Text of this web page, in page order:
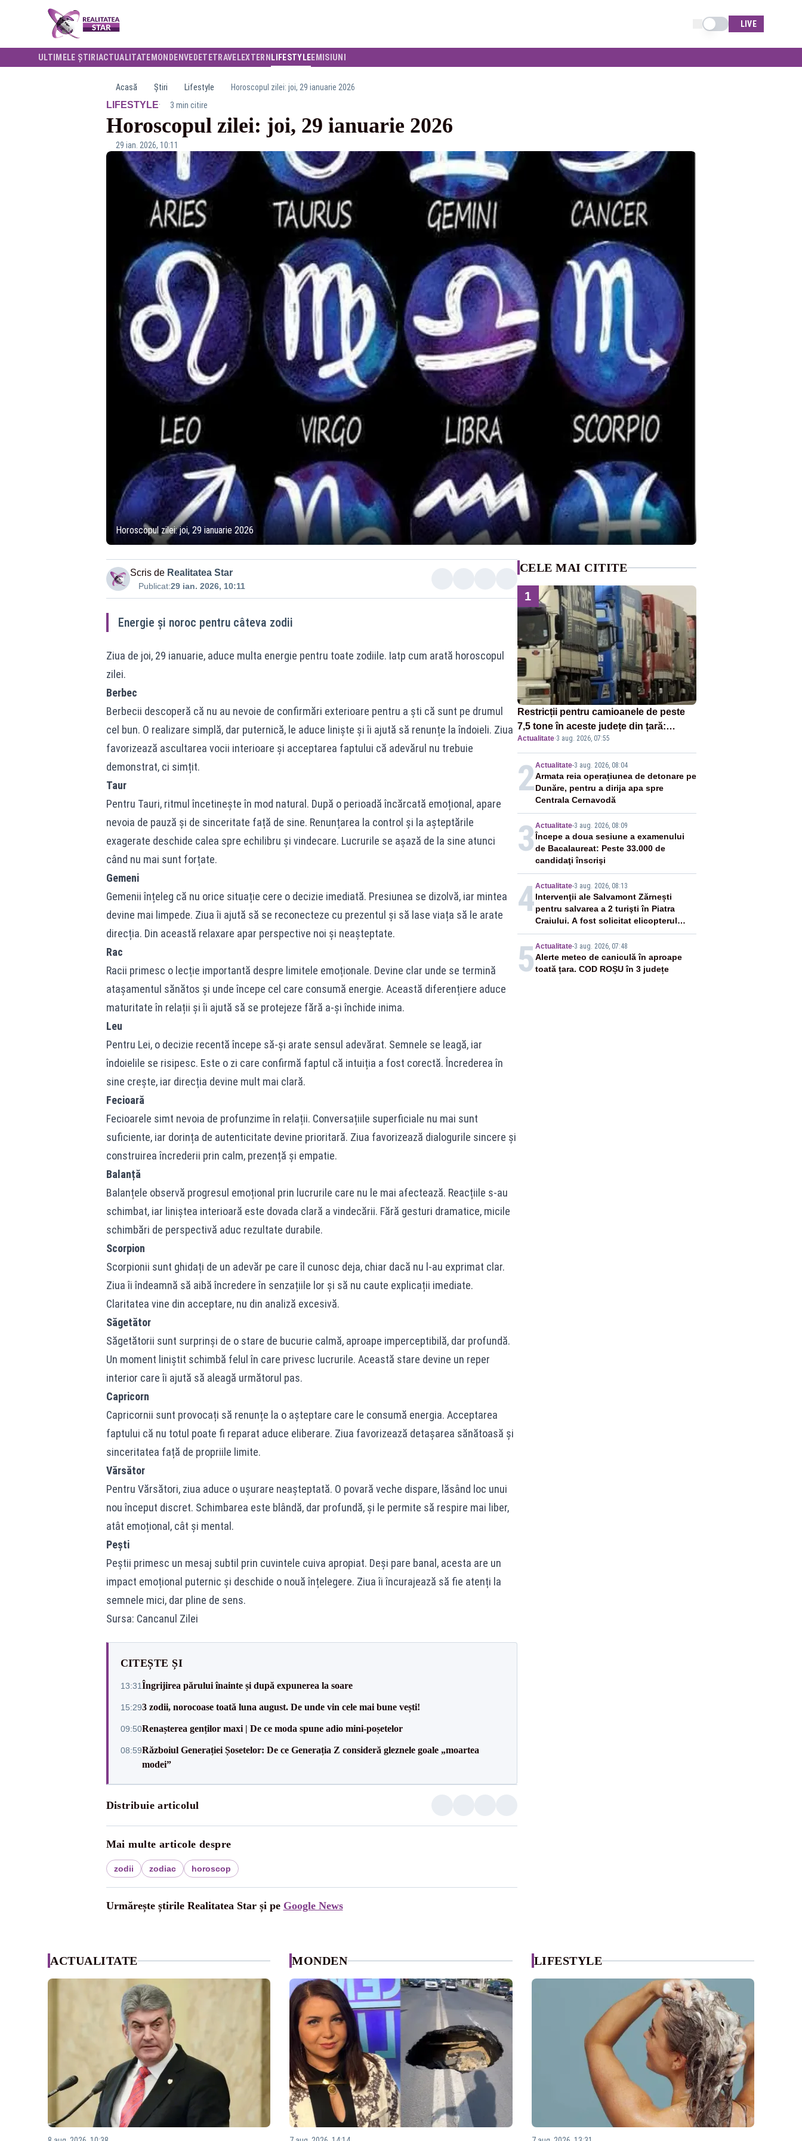
Schimba tema
LIVE
ULTIMELE ȘTIRI ACTUALITATE MONDENVEDETETRAVELEXTERN LIFESTYLEEMISIUNI
Acasă Știri Lifestyle Horoscopul zilei: joi, 29 ianuarie 2026
LIFESTYLE· 3 min citire
Horoscopul zilei: joi, 29 ianuarie 2026
29 ian. 2026, 10:11
Horoscopul zilei: joi, 29 ianuarie 2026
Scris de Realitatea Star
Publicat:29 ian. 2026, 10:11
Energie și noroc pentru câteva zodii
Ziua de joi, 29 ianuarie, aduce multa energie pentru toate zodiile. Iatp cum arată horoscopul
zilei.
Berbec
Berbecii descoperă că nu au nevoie de confirmări exterioare pentru a ști că sunt pe drumul
cel bun. O realizare simplă, dar puternică, le aduce liniște și îi ajută să renunțe la îndoieli. Ziua
favorizează ascultarea vocii interioare și acceptarea faptului că adevărul nu trebuie
demonstrat, ci simțit.
Taur
Pentru Tauri, ritmul încetinește în mod natural. După o perioadă încărcată emoțional, apare
nevoia de pauză și de sinceritate față de sine. Renunțarea la control și la așteptările
exagerate deschide calea spre echilibru și vindecare. Lucrurile se așază de la sine atunci
când nu mai sunt forțate.
Gemeni
Gemenii înțeleg că nu orice situație cere o decizie imediată. Presiunea se dizolvă, iar mintea
devine mai limpede. Ziua îi ajută să se reconecteze cu prezentul și să lase viața să le arate
direcția. Din această relaxare apar perspective noi și neașteptate.
Rac
Racii primesc o lecție importantă despre limitele emoționale. Devine clar unde se termină
atașamentul sănătos și unde începe cel care consumă energie. Această diferențiere aduce
maturitate în relații și îi ajută să se protejeze fără a-și închide inima.
Leu
Pentru Lei, o decizie recentă începe să-și arate sensul adevărat. Semnele se leagă, iar
îndoielile se risipesc. Este o zi care confirmă faptul că intuiția a fost corectă. Încrederea în
sine crește, iar direcția devine mult mai clară.
Fecioară
Fecioarele simt nevoia de profunzime în relații. Conversațiile superficiale nu mai sunt
suficiente, iar dorința de autenticitate devine prioritară. Ziua favorizează dialogurile sincere și
construirea încrederii prin calm, prezență și empatie.
Balanță
Balanțele observă progresul emoțional prin lucrurile care nu le mai afectează. Reacțiile s-au
schimbat, iar liniștea interioară este dovada clară a vindecării. Fără gesturi dramatice, micile
schimbări de perspectivă aduc rezultate durabile.
Scorpion
Scorpionii sunt ghidați de un adevăr pe care îl cunosc deja, chiar dacă nu l-au exprimat clar.
Ziua îi îndeamnă să aibă încredere în senzațiile lor și să nu caute explicații imediate.
Claritatea vine din acceptare, nu din analiză excesivă.
Săgetător
Săgetătorii sunt surprinși de o stare de bucurie calmă, aproape imperceptibilă, dar profundă.
Un moment liniștit schimbă felul în care privesc lucrurile. Această stare devine un reper
interior care îi ajută să aleagă următorul pas.
Capricorn
Capricornii sunt provocați să renunțe la o așteptare care le consumă energia. Acceptarea
faptului că nu totul poate fi reparat aduce eliberare. Ziua favorizează detașarea sănătoasă și
sinceritatea față de propriile limite.
Vărsător
Pentru Vărsători, ziua aduce o ușurare neașteptată. O povară veche dispare, lăsând loc unui
nou început discret. Schimbarea este blândă, dar profundă, și le permite să respire mai liber,
atât emoțional, cât și mental.
Pești
Peștii primesc un mesaj subtil prin cuvintele cuiva apropiat. Deși pare banal, acesta are un
impact emoțional puternic și deschide o nouă înțelegere. Ziua îi încurajează să fie atenți la
semnele mici, dar pline de sens.
Sursa: Cancanul Zilei
CITEȘTE ȘI
13:31Îngrijirea părului înainte și după expunerea la soare
15:293 zodii, norocoase toată luna august. De unde vin cele mai bune vești!
09:50Renașterea genților maxi | De ce moda spune adio mini-poșetelor
08:59Războiul Generației Șosetelor: De ce Generația Z consideră gleznele goale „moartea
modei”
Distribuie articolul
Mai multe articole despre
zodii zodiac horoscop
Urmărește știrile Realitatea Star și pe Google News
CELE MAI CITITE
1
Restricții pentru camioanele de peste
7,5 tone în aceste județe din țară:
circulația este interzisă luni, între orele
12:00 și 20:00
Actualitate·3 aug. 2026, 07:55
2Actualitate-3 aug. 2026, 08:04
Armata reia operațiunea de detonare pe
Dunăre, pentru a dirija apa spre
Centrala Cernavodă
3 Actualitate-3 aug. 2026, 08:09
Începe a doua sesiune a examenului
de Bacalaureat: Peste 33.000 de
candidaţi înscrişi
4Actualitate-3 aug. 2026, 08:13
Intervenţii ale Salvamont Zărnești
pentru salvarea a 2 turişti în Piatra
Craiului. A fost solicitat elicopterul
SMURD
5 Actualitate-3 aug. 2026, 07:48
Alerte meteo de caniculă în aproape
toată țara. COD ROȘU în 3 județe
ACTUALITATE MONDEN LIFESTYLE